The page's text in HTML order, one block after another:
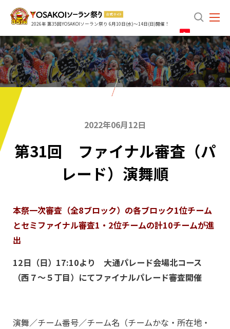
2026年 第35回YOSAKOIソーラン祭り 6月10日(水)～14日(日)開催！
search
2022年06月12日
第31回 ファイナル審査（パ
レード）演舞順
本祭一次審査（全8ブロック）の各ブロック1位チーム
とセミファイナル審査1・2位チームの計10チームが進
出
12日（日）17:10より 大通パレード会場北コース
（西７～５丁目）にてファイナルパレード審査開催
演舞／チーム番号／チーム名（チームかな・所在地・